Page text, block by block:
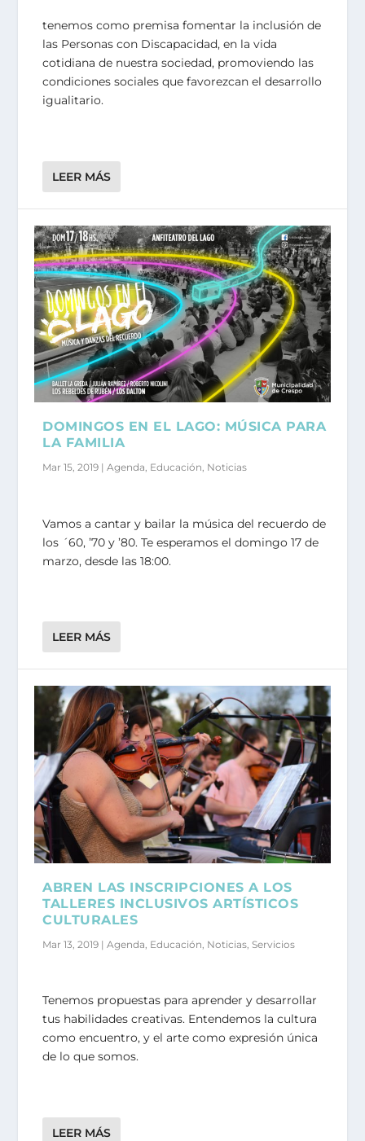
tenemos como premisa fomentar la inclusión de
las Personas con Discapacidad, en la vida
cotidiana de nuestra sociedad, promoviendo las
condiciones sociales que favorezcan el desarrollo
igualitario.
LEER MÁS
DOMINGOS EN EL LAGO: MÚSICA PARA
LA FAMILIA
Mar 15, 2019 |Agenda, Educación, Noticias
Vamos a cantar y bailar la música del recuerdo de
los ´60, ’70 y ’80. Te esperamos el domingo 17 de
marzo, desde las 18:00.
LEER MÁS
ABREN LAS INSCRIPCIONES A LOS
TALLERES INCLUSIVOS ARTÍSTICOS
CULTURALES
Mar 13, 2019 |Agenda, Educación, Noticias,Servicios
Tenemos propuestas para aprender y desarrollar
tus habilidades creativas. Entendemos la cultura
como encuentro, y el arte como expresión única
de lo que somos.
LEER MÁS